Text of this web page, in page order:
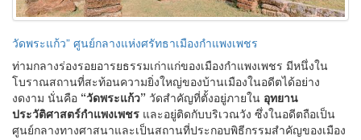
วัดพระแก้ว” ศูนย์กลางแห่งศรัทธาเมืองกำแพงเพชร
ท่ามกลางร่องรอยอารยธรรมเก่าแก่ของเมืองกำแพงเพชร มีหนึ่งใน
โบราณสถานที่สะท้อนความยิ่งใหญ่ของบ้านเมืองในอดีตได้อย่าง
งดงาม นั่นคือ “วัดพระแก้ว” วัดสำคัญที่ตั้งอยู่ภายใน อุทยาน
ประวัติศาสตร์กำแพงเพชร และอยู่ติดกับบริเวณวัง ซึ่งในอดีตถือเป็น
ศูนย์กลางทางศาสนาและเป็นสถานที่ประกอบพิธีกรรมสำคัญของเมือง